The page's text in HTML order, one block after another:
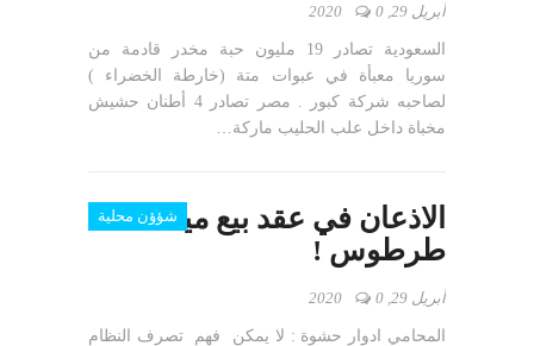
أبريل 29, 2020 0
السعودية تصادر 19 مليون حبة مخدر قادمة من
سوريا معبأة في عبوات متة (خارطة الخضراء )
لصاحبه شركة كبور . مصر تصادر 4 أطنان حشيش
مخباة داخل علب الحليب ماركة…
شؤؤن محليةالاذعان في عقد بيع ميناء
طرطوس !
أبريل 29, 2020 0
المحامي ادوار حشوة : لا يمكن فهم تصرف النظام